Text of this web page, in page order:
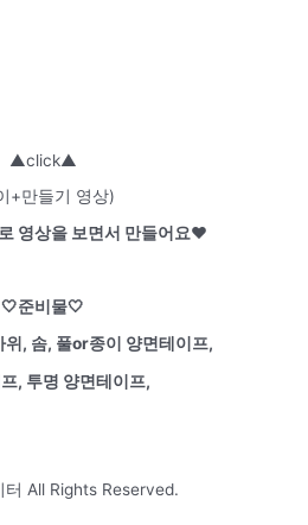
▲click▲
+만들기 영상)
영상을 보면서 만들어요♥
준비물
위, 솜, 풀or종이 양면테이프,
, 투명 양면테이프,
All Rights Reserved.